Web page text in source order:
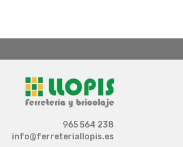
965 564 238
info@ferreteriallopis.es